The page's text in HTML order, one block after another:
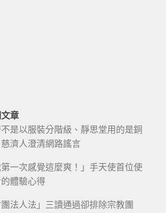
章
是以服裝分階級、靜思堂用的是銅
濟人澄清網路謠言
第一次感覺這麼爽！」手天使首位使
的體驗心得
團法人法」三讀通過卻排除宗教團